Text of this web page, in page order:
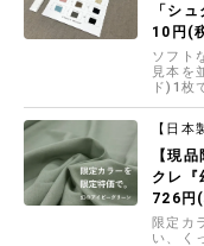
「シ
10円(
ソフト
見本を
ド)1枚
【日
【現
クレ『
726円
限定カ
い、く